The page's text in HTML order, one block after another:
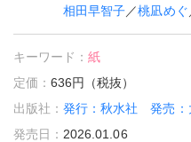
相田早智子／桃凪めぐ
キーワード：紙
定価：636円（税抜）
出版社：発行：秋水社 発売：
発売日： 2026.01.06